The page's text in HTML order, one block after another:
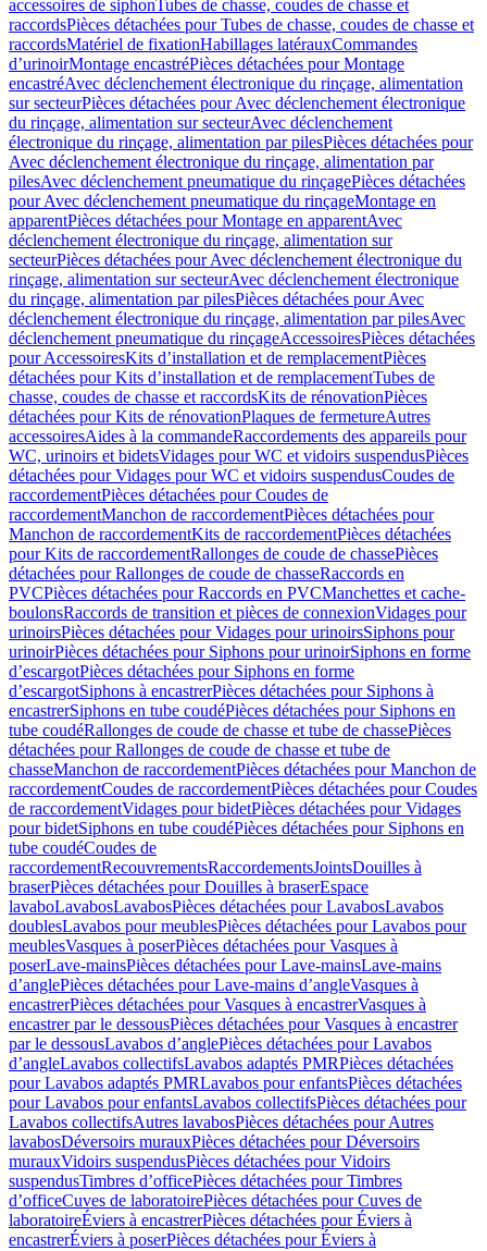
accessoires de siphonTubes de chasse, coudes de chasse et
raccordsPièces détachées pour Tubes de chasse, coudes de chasse et
raccordsMatériel de fixationHabillages latérauxCommandes
dʼurinoirMontage encastréPièces détachées pour Montage
encastréAvec déclenchement électronique du rinçage, alimentation
sur secteurPièces détachées pour Avec déclenchement électronique
du rinçage, alimentation sur secteurAvec déclenchement
électronique du rinçage, alimentation par pilesPièces détachées pour
Avec déclenchement électronique du rinçage, alimentation par
pilesAvec déclenchement pneumatique du rinçagePièces détachées
pour Avec déclenchement pneumatique du rinçageMontage en
apparentPièces détachées pour Montage en apparentAvec
déclenchement électronique du rinçage, alimentation sur
secteurPièces détachées pour Avec déclenchement électronique du
rinçage, alimentation sur secteurAvec déclenchement électronique
du rinçage, alimentation par pilesPièces détachées pour Avec
déclenchement électronique du rinçage, alimentation par pilesAvec
déclenchement pneumatique du rinçageAccessoiresPièces détachées
pour AccessoiresKits d’installation et de remplacementPièces
détachées pour Kits d’installation et de remplacementTubes de
chasse, coudes de chasse et raccordsKits de rénovationPièces
détachées pour Kits de rénovationPlaques de fermetureAutres
accessoiresAides à la commandeRaccordements des appareils pour
WC, urinoirs et bidetsVidages pour WC et vidoirs suspendusPièces
détachées pour Vidages pour WC et vidoirs suspendusCoudes de
raccordementPièces détachées pour Coudes de
raccordementManchon de raccordementPièces détachées pour
Manchon de raccordementKits de raccordementPièces détachées
pour Kits de raccordementRallonges de coude de chassePièces
détachées pour Rallonges de coude de chasseRaccords en
PVCPièces détachées pour Raccords en PVCManchettes et cache-
boulonsRaccords de transition et pièces de connexionVidages pour
urinoirsPièces détachées pour Vidages pour urinoirsSiphons pour
urinoirPièces détachées pour Siphons pour urinoirSiphons en forme
d’escargotPièces détachées pour Siphons en forme
d’escargotSiphons à encastrerPièces détachées pour Siphons à
encastrerSiphons en tube coudéPièces détachées pour Siphons en
tube coudéRallonges de coude de chasse et tube de chassePièces
détachées pour Rallonges de coude de chasse et tube de
chasseManchon de raccordementPièces détachées pour Manchon de
raccordementCoudes de raccordementPièces détachées pour Coudes
de raccordementVidages pour bidetPièces détachées pour Vidages
pour bidetSiphons en tube coudéPièces détachées pour Siphons en
tube coudéCoudes de
raccordementRecouvrementsRaccordementsJointsDouilles à
braserPièces détachées pour Douilles à braserEspace
lavaboLavabosLavabosPièces détachées pour LavabosLavabos
doublesLavabos pour meublesPièces détachées pour Lavabos pour
meublesVasques à poserPièces détachées pour Vasques à
poserLave-mainsPièces détachées pour Lave-mainsLave-mains
d’anglePièces détachées pour Lave-mains d’angleVasques à
encastrerPièces détachées pour Vasques à encastrerVasques à
encastrer par le dessousPièces détachées pour Vasques à encastrer
par le dessousLavabos d’anglePièces détachées pour Lavabos
d’angleLavabos collectifsLavabos adaptés PMRPièces détachées
pour Lavabos adaptés PMRLavabos pour enfantsPièces détachées
pour Lavabos pour enfantsLavabos collectifsPièces détachées pour
Lavabos collectifsAutres lavabosPièces détachées pour Autres
lavabosDéversoirs murauxPièces détachées pour Déversoirs
murauxVidoirs suspendusPièces détachées pour Vidoirs
suspendusTimbres dʼofficePièces détachées pour Timbres
dʼofficeCuves de laboratoirePièces détachées pour Cuves de
laboratoireÉviers à encastrerPièces détachées pour Éviers à
encastrerÉviers à poserPièces détachées pour Éviers à